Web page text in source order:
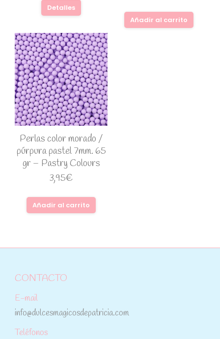
Detalles
Añadir al carrito
Perlas color morado /
púrpura pastel 7mm. 65
gr – Pastry Colours
3,95€
Añadir al carrito
CONTACTO
E-mail
info@dulcesmagicosdepatricia.com
Teléfonos